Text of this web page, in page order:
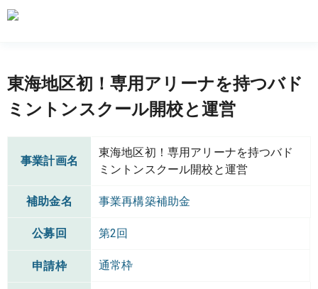
東海地区初！専用アリーナを持つバド
ミントンスクール開校と運営
事業計画名
東海地区初！専用アリーナを持つバド
ミントンスクール開校と運営
補助金名 事業再構築補助金
公募回 第2回
申請枠 通常枠